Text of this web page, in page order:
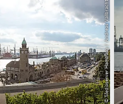
© Mediaserver Hamburg / Andreas Vallbracht